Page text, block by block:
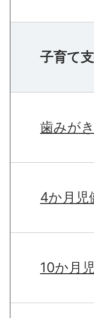
子育て
歯みが
4か月児
10か月